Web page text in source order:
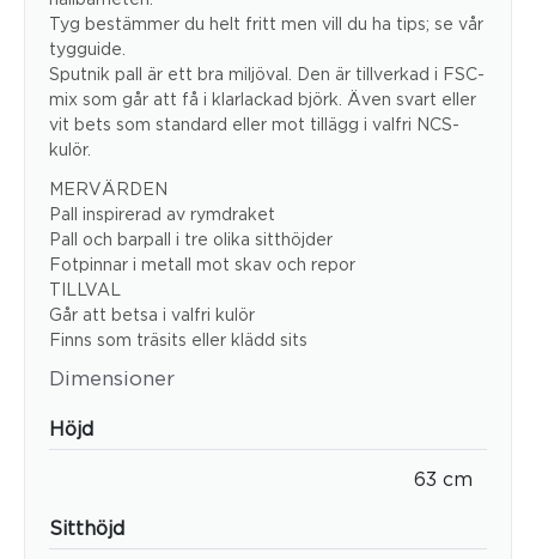
Tyg bestämmer du helt fritt men vill du ha tips; se vår
tygguide.
Sputnik pall är ett bra miljöval. Den är tillverkad i FSC-
mix som går att få i klarlackad björk. Även svart eller
vit bets som standard eller mot tillägg i valfri NCS-
kulör.
MERVÄRDEN
Pall inspirerad av rymdraket
Pall och barpall i tre olika sitthöjder
Fotpinnar i metall mot skav och repor
TILLVAL
Går att betsa i valfri kulör
Finns som träsits eller klädd sits
Dimensioner
Höjd
63 cm
Sitthöjd